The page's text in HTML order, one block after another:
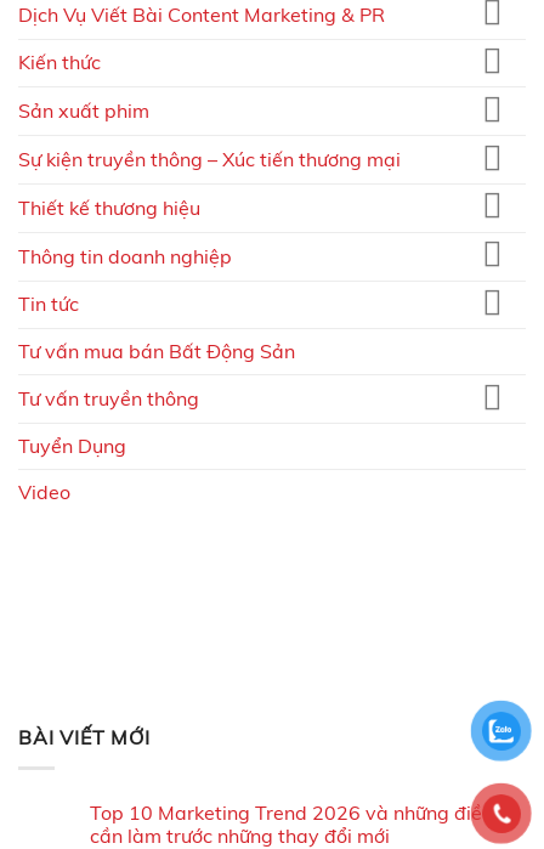
Dịch Vụ Viết Bài Content Marketing & PR
Kiến thức
Sản xuất phim
Sự kiện truyền thông – Xúc tiến thương mại
Thiết kế thương hiệu
Thông tin doanh nghiệp
Tin tức
Tư vấn mua bán Bất Động Sản
Tư vấn truyền thông
Tuyển Dụng
Video
BÀI VIẾT MỚI
Top 10 Marketing Trend 2026 và những điều
cần làm trước những thay đổi mới